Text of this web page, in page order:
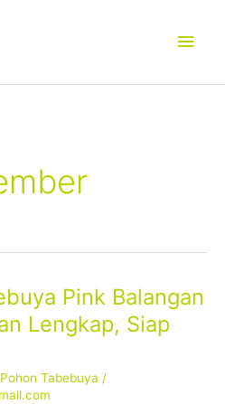
Pink Balangan
Lengkap, Siap
Tabebuya /